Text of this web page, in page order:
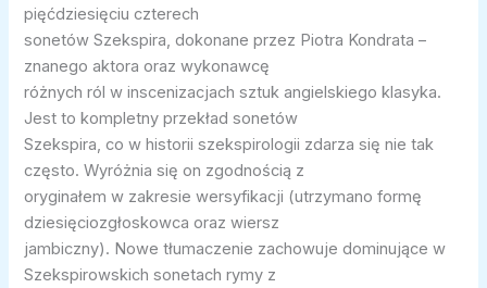
pięćdziesięciu czterech
sonetów Szekspira, dokonane przez Piotra Kondrata –
znanego aktora oraz wykonawcę
różnych ról w inscenizacjach sztuk angielskiego klasyka.
Jest to kompletny przekład sonetów
Szekspira, co w historii szekspirologii zdarza się nie tak
często. Wyróżnia się on zgodnością z
oryginałem w zakresie wersyfikacji (utrzymano formę
dziesięciozgłoskowca oraz wiersz
jambiczny). Nowe tłumaczenie zachowuje dominujące w
Szekspirowskich sonetach rymy z